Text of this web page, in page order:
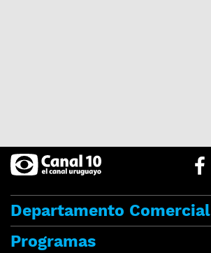
Departamento Comercial
Programas